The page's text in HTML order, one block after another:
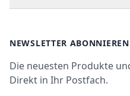
Datenschutz
Widerrufsrecht
NEWSLETTER ABONNIEREN
Die neuesten Produkte
Direkt in Ihr Postfach.